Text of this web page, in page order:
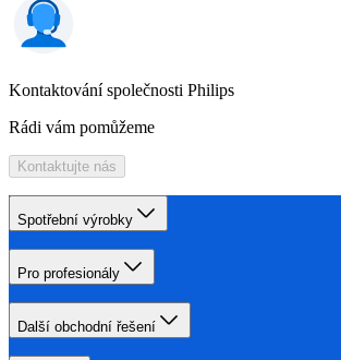
Kontaktování společnosti Philips
Rádi vám pomůžeme
Kontaktujte nás
Spotřební výrobky
Pro profesionály
Další obchodní řešení